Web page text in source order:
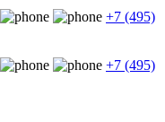
+7 (495)
+7 (495)